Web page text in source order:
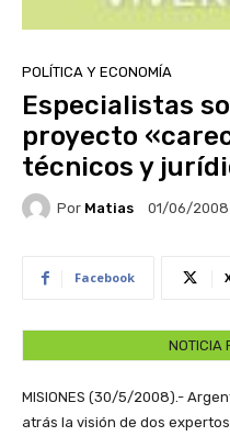
POLÍTICA Y ECONOMÍA
Especialistas
proyecto
técnicos y
Por Matias 01/06/2008
Facebook
NOTICIA
MISIONES (30/5/2008).-
atrás la visión de dos